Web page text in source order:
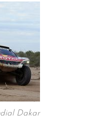
Dakar